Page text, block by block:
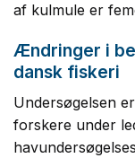
af kulmule er
Ændringer i
dansk fiskeri
Undersøgelsen
forskere under
havunder